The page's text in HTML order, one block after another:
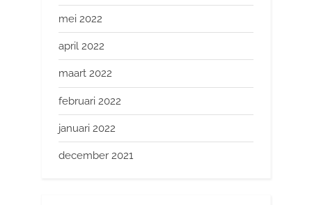
mei 2022
april 2022
maart 2022
februari 2022
januari 2022
december 2021